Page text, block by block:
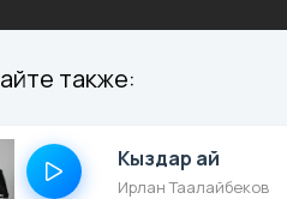
также:
Кыздар ай
Ирлан Таалайбеков